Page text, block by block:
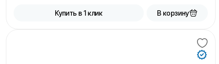
Купить в 1 клик В корзину